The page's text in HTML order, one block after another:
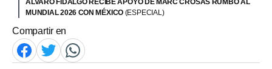
ÁLVARO FIDALGO RECIBE APOYO DE MARC CROSAS RUMBO AL
MUNDIAL 2026 CON MÉXICO (ESPECIAL)
Compartir en